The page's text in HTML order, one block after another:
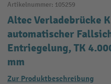
Artikelnummer: 105259
Altec Verladebrücke
automatischer
Entriegelung, TK
mm
Zur Produktbeschreibung